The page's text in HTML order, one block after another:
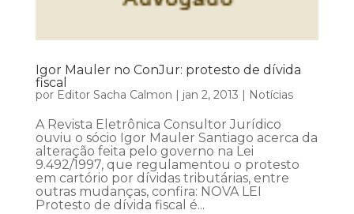
Igor Mauler no ConJur: protesto de dívida
fiscal
por Editor Sacha Calmon | jan 2, 2013 | Notícias
A Revista Eletrônica Consultor Jurídico
ouviu o sócio Igor Mauler Santiago acerca da
alteração feita pelo governo na Lei
9.492/1997, que regulamentou o protesto
em cartório por dívidas tributárias, entre
outras mudanças, confira: NOVA LEI
Protesto de dívida fiscal é...